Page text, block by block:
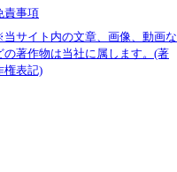
責事項
サイト内の文章、画像、動画な
の著作物は当社に属します。(著
権表記)